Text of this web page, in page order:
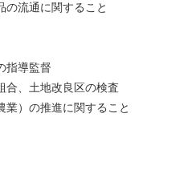
の流通に関すること
指導監督
合、土地改良区の検査
業）の推進に関すること